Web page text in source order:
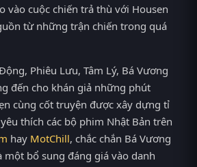
vào cuộc chiến trả thù với Housen
từ những trận chiến trong quá
Phiêu Lưu, Tâm Lý, Bá Vương
đến cho khán giả những phút
cùng cốt truyện được xây dựng tỉ
thích các bộ phim Nhật Bản trên
hay MotChill, chắc chắn Bá Vương
một bổ sung đáng giá vào danh